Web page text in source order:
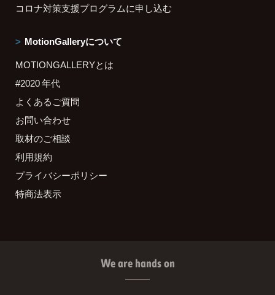
コロナ対策支援プログラムに申し込む
MotionGalleryについて
MOTIONGALLERYとは
#2020 年代
よくあるご質問
お問い合わせ
取材のご相談
利用規約
プライバシーポリシー
特商法表示
We are hands on